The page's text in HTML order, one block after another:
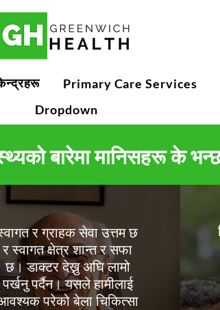
Primary Care Services
Dropdown
बारेमा मानिसहरू के
र ग्राहक सेवा उत्तम छ
र स्वागत क्षेत्र शान्त र सफा
छ। डाक्टर देख्नु अघि लामो
पर्खनु पर्दैन। यसले हामीलाई
परेको बेला चिकित्सा